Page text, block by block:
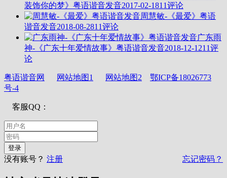
装饰你的梦》粤语谐音发音2017-02-1811评论
周慧敏-《最爱》粤语
谐音发音2018-08-2811评论
广东雨
神-《广东十年爱情故事》粤语谐音发音2018-12-1211评
论
粤语谐音网 网站地图1 网站地图2
鄂ICP备18026773
号-4
客服QQ：
没有账号？ 注册 忘记密码？